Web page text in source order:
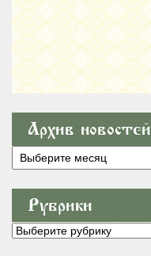
Архив новостей
Архив
новостей
Рубрики
Рубрики